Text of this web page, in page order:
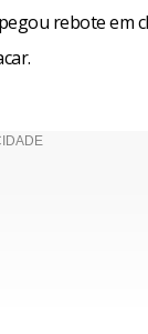
rebote em